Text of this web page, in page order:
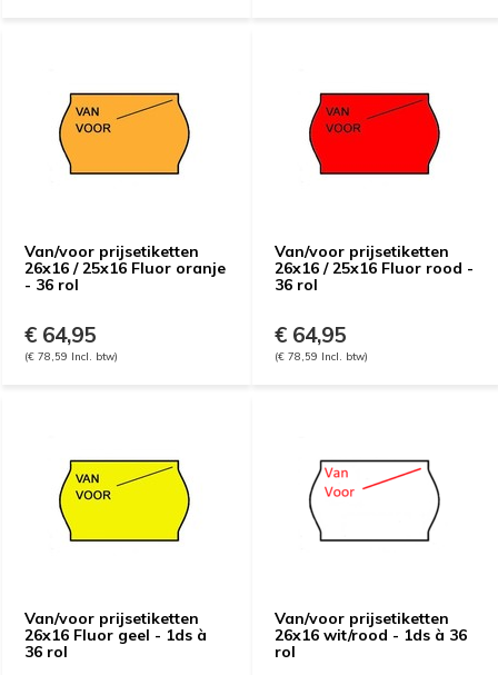
Van/voor prijsetiketten
26x16 / 25x16 Fluor oranje
- 36 rol
€ 64,95
(€ 78,59 Incl. btw)
Van/voor prijsetiketten
26x16 / 25x16 Fluor rood -
36 rol
€ 64,95
(€ 78,59 Incl. btw)
Van/voor prijsetiketten
26x16 Fluor geel - 1ds à
36 rol
Van/voor prijsetiketten
26x16 wit/rood - 1ds à 36
rol